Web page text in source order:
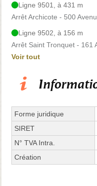
Ligne 9501, à 431 m
Arrêt Archicote - 500
Ligne 9502, à 156 m
Arrêt Saint Tronquet - 161
Voir tout
Forme juridique
SIRET
N° TVA Intra.
Création